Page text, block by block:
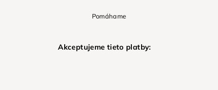
Pomáhame
Akceptujeme tieto platby: